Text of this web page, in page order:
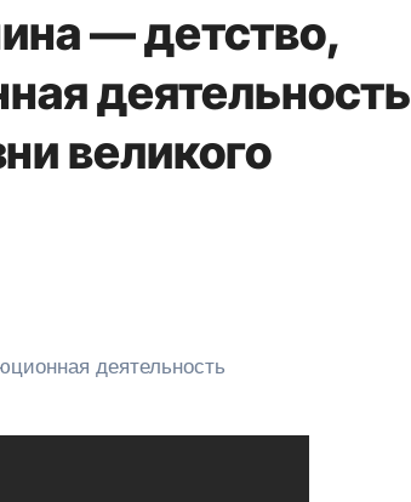
— детство,
деятельность
великого